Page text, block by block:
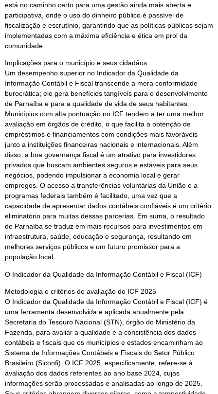
está no caminho certo para uma gestão ainda mais aberta e
participativa, onde o uso do dinheiro público é passível de
fiscalização e escrutínio, garantindo que as políticas públicas sejam
implementadas com a máxima eficiência e ética em prol da
comunidade.
Implicações para o município e seus cidadãos
Um desempenho superior no Indicador da Qualidade da
Informação Contábil e Fiscal transcende a mera conformidade
burocrática; ele gera benefícios tangíveis para o desenvolvimento
de Parnaíba e para a qualidade de vida de seus habitantes.
Municípios com alta pontuação no ICF tendem a ter uma melhor
avaliação em órgãos de crédito, o que facilita a obtenção de
empréstimos e financiamentos com condições mais favoráveis
junto a instituições financeiras nacionais e internacionais. Além
disso, a boa governança fiscal é um atrativo para investidores
privados que buscam ambientes seguros e estáveis para seus
negócios, podendo impulsionar a economia local e gerar
empregos. O acesso a transferências voluntárias da União e a
programas federais também é facilitado, uma vez que a
capacidade de apresentar dados contábeis confiáveis é um critério
eliminatório para muitas dessas parcerias. Em suma, o resultado
de Parnaíba se traduz em mais recursos para investimentos em
infraestrutura, saúde, educação e segurança, resultando em
melhores serviços públicos e um futuro promissor para a
população local.
O Indicador da Qualidade da Informação Contábil e Fiscal (ICF)
Metodologia e critérios de avaliação do ICF 2025
O Indicador da Qualidade da Informação Contábil e Fiscal (ICF) é
uma ferramenta desenvolvida e aplicada anualmente pela
Secretaria do Tesouro Nacional (STN), órgão do Ministério da
Fazenda, para avaliar a qualidade e a consistência dos dados
contábeis e fiscais que os municípios e estados encaminham ao
Sistema de Informações Contábeis e Fiscais do Setor Público
Brasileiro (Siconfi). O ICF 2025, especificamente, refere-se à
avaliação dos dados referentes ao ano base 2024, cujas
informações serão processadas e analisadas ao longo de 2025.